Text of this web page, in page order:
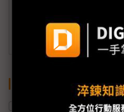
訂閱DIGITIMES 行動版
智慧醫療